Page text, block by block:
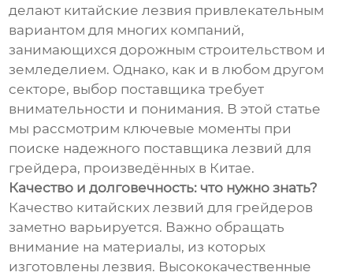
делают китайские лезвия привлекательным
вариантом для многих компаний,
занимающихся дорожным строительством и
земледелием. Однако, как и в любом другом
секторе, выбор поставщика требует
внимательности и понимания. В этой статье
мы рассмотрим ключевые моменты при
поиске надежного поставщика лезвий для
грейдера, произведённых в Китае.
Качество и долговечность: что нужно знать?
Качество китайских лезвий для грейдеров
заметно варьируется. Важно обращать
внимание на материалы, из которых
изготовлены лезвия. Высококачественные